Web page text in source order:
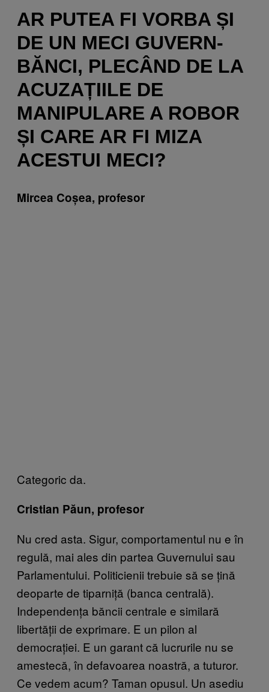
AR PUTEA FI VORBA ȘI
DE UN MECI GUVERN-
BĂNCI, PLECÂND DE LA
ACUZAȚIILE DE
MANIPULARE A ROBOR
ȘI CARE AR FI MIZA
ACESTUI MECI?
Mircea Coșea, profesor
Categoric da.
Cristian Păun, profesor
Nu cred asta. Sigur, comportamentul nu e în
regulă, mai ales din partea Guvernului sau
Parlamentului. Politicienii trebuie să se țină
deoparte de tiparniță (banca centrală).
Independența băncii centrale e similară
libertății de exprimare. E un pilon al
democrației. E un garant că lucrurile nu se
amestecă, în defavoarea noastră, a tuturor.
Ce vedem acum? Taman opusul. Un asediu